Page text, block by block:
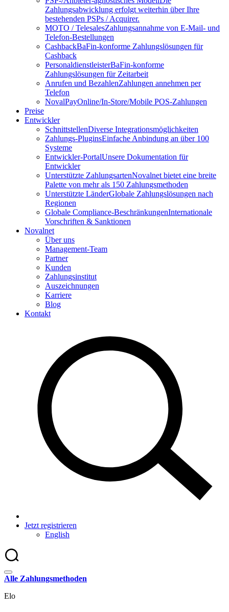
Zahlungsabwicklung erfolgt weiterhin über Ihre
bestehenden PSPs / Acquirer.
MOTO / TelesalesZahlungsannahme von E-Mail- und
Telefon-Bestellungen
CashbackBaFin-konforme Zahlungslösungen für
Cashback
PersonaldienstleisterBaFin-konforme
Zahlungslösungen für Zeitarbeit
Anrufen und BezahlenZahlungen annehmen per
Telefon
NovalPayOnline/In-Store/Mobile POS-Zahlungen
Preise
Entwickler
SchnittstellenDiverse Integrationsmöglichkeiten
Zahlungs-PluginsEinfache Anbindung an über 100
Systeme
Entwickler-PortalUnsere Dokumentation für
Entwickler
Unterstützte ZahlungsartenNovalnet bietet eine breite
Palette von mehr als 150 Zahlungsmethoden
Unterstützte LänderGlobale Zahlungslösungen nach
Regionen
Globale Compliance-BeschränkungenInternationale
Vorschriften & Sanktionen
Novalnet
Über uns
Management-Team
Partner
Kunden
Zahlungsinstitut
Auszeichnungen
Karriere
Blog
Kontakt
Jetzt registrieren
English
Alle Zahlungsmethoden
Elo